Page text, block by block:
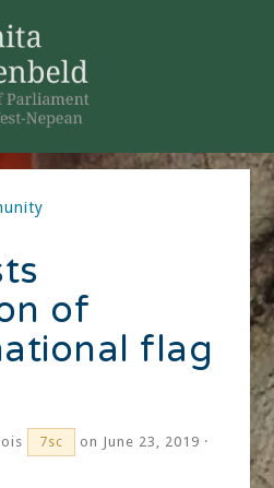
of
flag
7sc
on June 23, 2019 ·